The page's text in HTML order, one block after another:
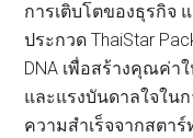
การเติบโตของธุรกิจ
ประกวด ThaiStar
DNA เพื่อสร้างคุณค่า
และแรงบันดาลใจใน
ความสำเร็จจากสตา